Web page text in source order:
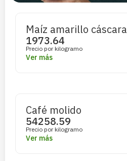
Maíz amarillo cáscara
1973.64
Precio por kilogramo
Ver más
Café molido
54258.59
Precio por kilogramo
Ver más